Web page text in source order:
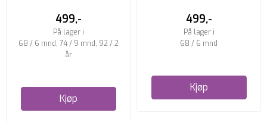
499,-
På lager i
68 / 6 mnd, 74 / 9 mnd, 92 / 2
år
Kjøp
499,-
På lager i
68 / 6 mnd
Kjøp